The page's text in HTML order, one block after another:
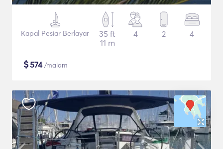
Kapal Pesiar Berlayar
35 ft
11 m
4 2 4
$574/malam